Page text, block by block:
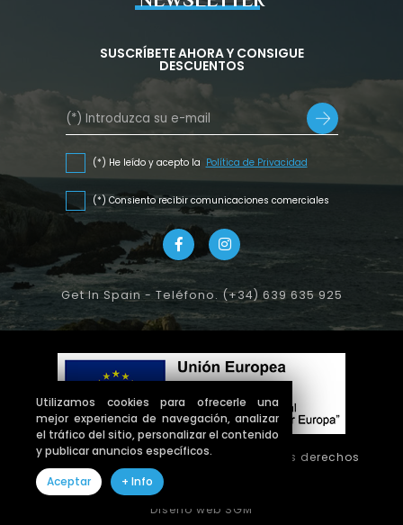
Utilizamos cookies para ofrecerle una
mejor experiencia de navegación, analizar
el tráfico del sitio, personalizar el contenido
y publicar anuncios específicos.
Aceptar
+ Info
SUSCRÍBETE AHORA Y CONSIGUE
DESCUENTOS
(*) He leído y acepto la Política de Privacidad
(*) Consiento recibir comunicaciones comerciales
Get In Spain - Teléfono. (+34) 639 635 925
Copyright © 2026 getinspain. Todos los derechos
Diseño web SGM